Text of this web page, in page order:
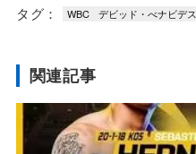
タグ： WBC デビッド・べナビデス
関連記事